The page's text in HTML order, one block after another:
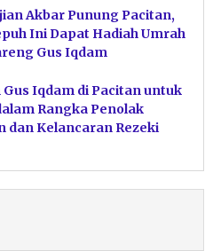
Akbar Punung Pacitan,
Ini Dapat Hadiah Umrah
Gus Iqdam
Iqdam di Pacitan untuk
Rangka Penolak
dan Kelancaran Rezeki